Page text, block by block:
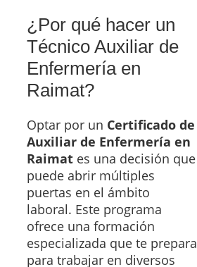
¿Por qué hacer un
Técnico Auxiliar de
Enfermería en
Raimat?
Optar por un Certificado de
Auxiliar de Enfermería en
Raimat es una decisión que
puede abrir múltiples
puertas en el ámbito
laboral. Este programa
ofrece una formación
especializada que te prepara
para trabajar en diversos